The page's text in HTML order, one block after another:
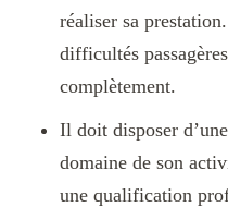
réaliser sa
difficultés
complètement.
Il doit disposer
domaine de son
une qualification